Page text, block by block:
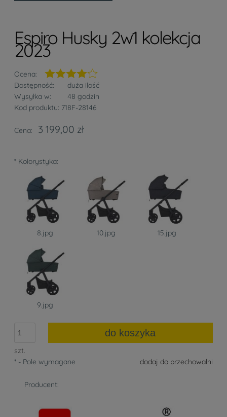
Espiro Husky 2w1 kolekcja
2023
Ocena:
Dostępność:
duża ilość
Wysyłka w:
48 godzin
Kod produktu: 718F-28146
Cena: 3 199,00 zł
* Kolorystyka:
8.jpg 10.jpg 15.jpg
9.jpg
szt.
do koszyka
dodaj do przechowalni
* - Pole wymagane
Producent: